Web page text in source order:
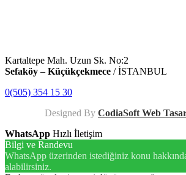
Kartaltepe Mah. Uzun Sk. No:2
Sefaköy – Küçükçekmece / İSTANBUL
0(505) 354 15 30
Designed By CodiaSoft Web
WhatsApp Hızlı İletişim
Bilgi ve Randevu
WhatsApp üzerinden istediğiniz konu
alabilirsiniz.